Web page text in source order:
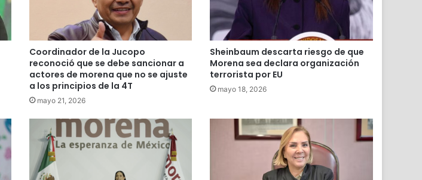
Coordinador de la Jucopo
reconoció que se debe sancionar a
actores de morena que no se ajuste
a los principios de la 4T
mayo 21, 2026
Sheinbaum descarta riesgo de que
Morena sea declara organización
terrorista por EU
mayo 18, 2026